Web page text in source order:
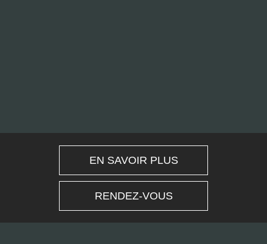
EN SAVOIR PLUS
RENDEZ-VOUS